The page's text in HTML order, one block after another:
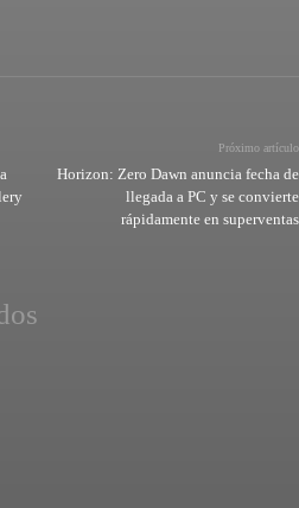
Próximo artículo
Horizon: Zero Dawn anuncia fecha de
llegada a PC y se convierte
rápidamente en superventas